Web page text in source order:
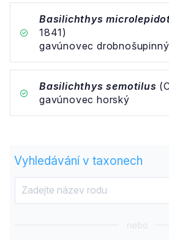
Basilichthys
1841)
gavúnovec drobnošupinný
Basilichthys semotilus
gavúnovec horský
Vyhledávání v taxonech
nebo